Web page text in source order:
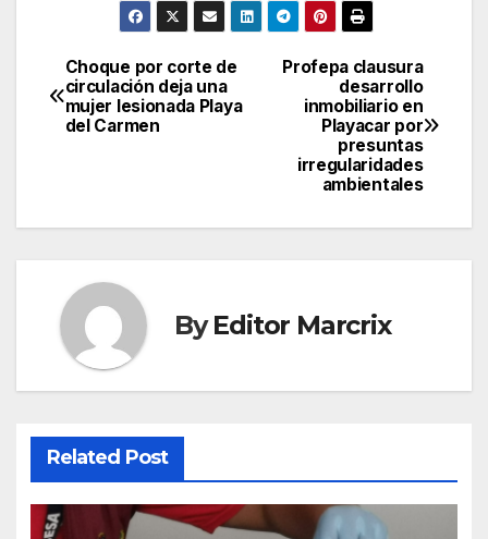
Post
navigation
Profepa clausura
desarrollo
inmobiliario en
Playacar por
presuntas
irregularidades
ambientales
Choque por corte de
circulación deja una
mujer lesionada Playa
del Carmen
ByEditor Marcrix
Related Post